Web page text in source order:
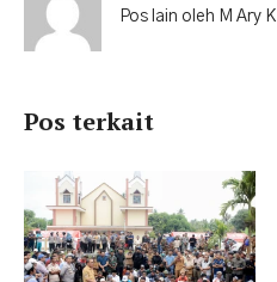
Pos lain oleh M Ary K
Pos terkait